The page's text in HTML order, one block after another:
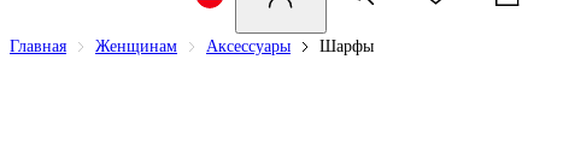
Главная Женщинам Аксессуары Шарфы